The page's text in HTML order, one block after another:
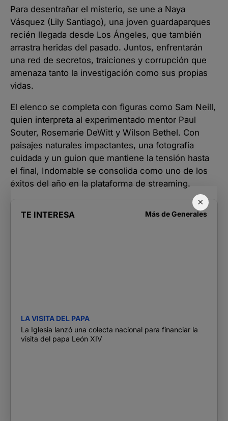
×
Para desentrañar el misterio, se une a Naya
Vásquez (Lily Santiago), una joven guardaparques
recién llegada desde Los Ángeles, que también
arrastra heridas del pasado. Juntos, enfrentarán
una red de secretos, traiciones y corrupción que
amenaza tanto la investigación como sus propias
vidas.
El elenco se completa con figuras como Sam Neill,
quien interpreta al experimentado mentor Paul
Souter, Rosemarie DeWitt y Wilson Bethel. Con
paisajes naturales impactantes, una fotografía
cuidada y un guion que mantiene la tensión hasta
el final, Indomable se consolida como uno de los
éxitos del año en la plataforma de streaming.
TE INTERESA Más deGenerales
LA VISITA DEL PAPA
La Iglesia lanzó una colecta nacional para financiar la
visita del papa León XIV